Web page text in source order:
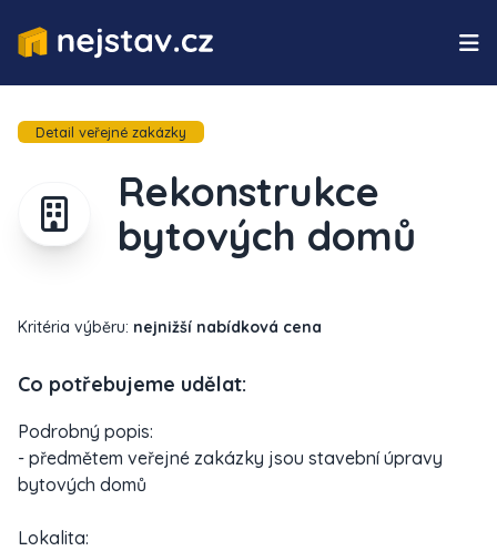
Detail veřejné zakázky
Rekonstrukce
bytových domů
Kritéria výběru: nejnižší nabídková cena
Co potřebujeme udělat:
Podrobný popis:
- předmětem veřejné zakázky jsou stavební úpravy
bytových domů
Lokalita: